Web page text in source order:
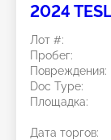
2024
Лот #:
Пробег:
Повреждения:
Doc Type:
Площадка:
Дата торгов: